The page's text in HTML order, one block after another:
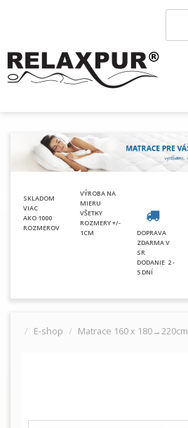
SKLADOM
VIAC
AKO 1000
ROZMEROV
VÝROBA NA
MIERU
VŠETKY
ROZMERY +/-
1CM
DOPRAVA
ZDARMA V
SR
DODANIE 2 -
5 DNÍ
E-shop Matrace 160 x 180→220cm